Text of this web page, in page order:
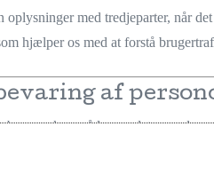
oplysninger med tredjeparter, når
hjælper os med at forstå
af
kun, så længe det er